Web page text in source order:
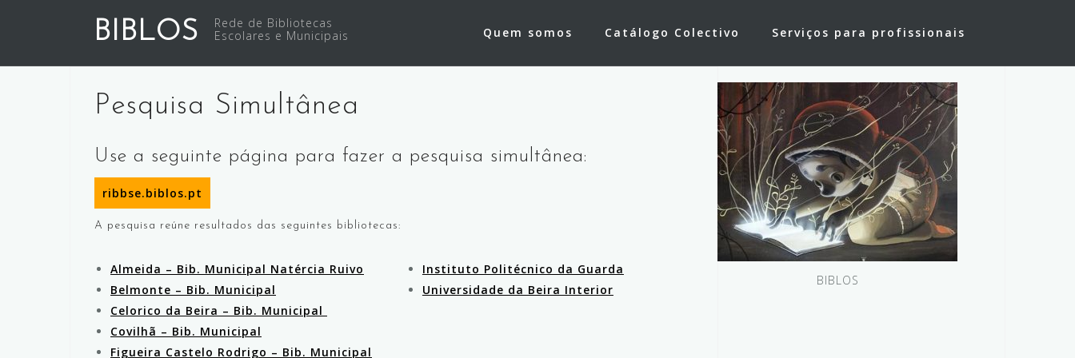
BIBLOS
Rede de Bibliotecas
Escolares e Municipais
Quem somos Catálogo Colectivo Serviços para profissionais
Pesquisa Simultânea
Use a seguinte página para fazer a pesquisa simultânea:
ribbse.biblos.pt
A pesquisa reúne resultados das seguintes bibliotecas:
Almeida – Bib. Municipal Natércia Ruivo
Belmonte – Bib. Municipal
Celorico da Beira – Bib. Municipal
Covilhã – Bib. Municipal
Figueira Castelo Rodrigo – Bib. Municipal
Instituto Politécnico da Guarda
Universidade da Beira Interior
BIBLOS